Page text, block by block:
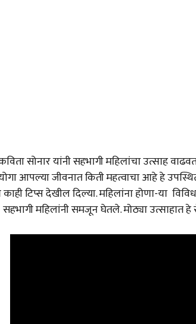
सोनार यांनी सहभागी महिलांचा उत्साह
आपल्या जीवनात किती महत्वाचा आहे हे
टिप्स देखील दिल्या. महिलांना होणा-या
महिलांनी समजून घेतले. मोठ्या उत्साहात हे